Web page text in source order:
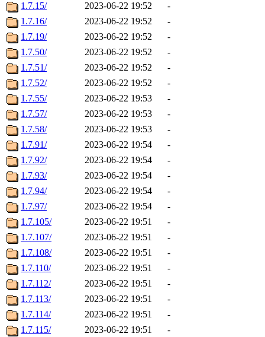
1.7.15/
2023-06-22 19:52
-
1.7.16/
2023-06-22 19:52
-
1.7.19/
2023-06-22 19:52
-
1.7.50/
2023-06-22 19:52
-
1.7.51/
2023-06-22 19:52
-
1.7.52/
2023-06-22 19:52
-
1.7.55/
2023-06-22 19:53
-
1.7.57/
2023-06-22 19:53
-
1.7.58/
2023-06-22 19:53
-
1.7.91/
2023-06-22 19:54
-
1.7.92/
2023-06-22 19:54
-
1.7.93/
2023-06-22 19:54
-
1.7.94/
2023-06-22 19:54
-
1.7.97/
2023-06-22 19:54
-
1.7.105/
2023-06-22 19:51
-
1.7.107/
2023-06-22 19:51
-
1.7.108/
2023-06-22 19:51
-
1.7.110/
2023-06-22 19:51
-
1.7.112/
2023-06-22 19:51
-
1.7.113/
2023-06-22 19:51
-
1.7.114/
2023-06-22 19:51
-
1.7.115/
2023-06-22 19:51
-